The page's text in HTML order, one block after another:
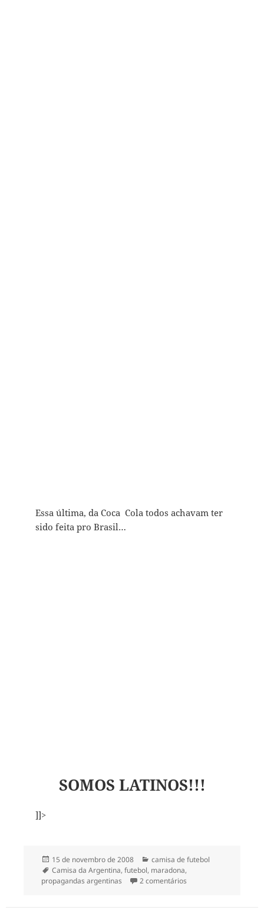
Essa última, da Coca Cola todos achavam ter
sido feita pro Brasil…
SOMOS LATINOS!!!
]]>
Publicado
em
15 de novembro de 2008 Categorias
camisa de futebol
Tags
Camisa da Argentina, futebol, maradona,
propagandas argentinas
2 comentáriosem 13- Camisa da